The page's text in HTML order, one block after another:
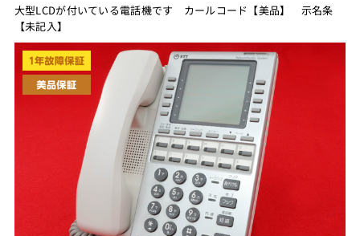
大型LCDが付いている電話機です カールコード【美品】 示名条
【未記入】